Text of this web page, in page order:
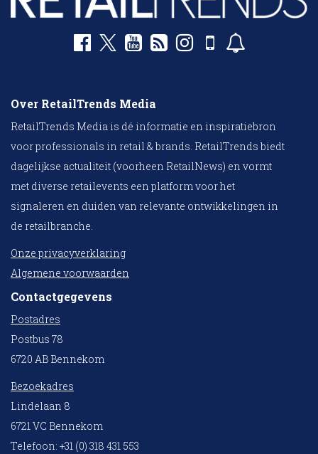
Over RetailTrends Media
RetailTrends Media is dé informatie en inspiratiebron
voor professionals in retail & brands. RetailTrends biedt
dagelijkse actualiteit (voorheen RetailNews) en vormt
met diverse retailevents een platform voor het
signaleren en duiden van relevante ontwikkelingen in
de retailbranche.
Onze privacyverklaring
Algemene voorwaarden
Contactgegevens
Postadres
Postbus 78
6720 AB Bennekom
Bezoekadres
Lindelaan 8
6721 VC Bennekom
Telefoon: +31 (0) 318 431 553